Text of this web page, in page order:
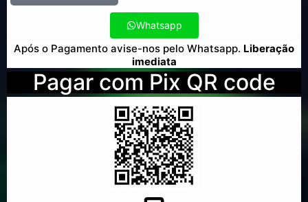
Whatsapp
Após o Pagamento avise-nos pelo Whatsapp. Liberação
imediata
Pagar com Pix QR code